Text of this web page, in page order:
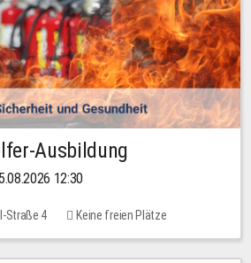
Ausbildung
12:30
Straße 4 Keine freien Plätze